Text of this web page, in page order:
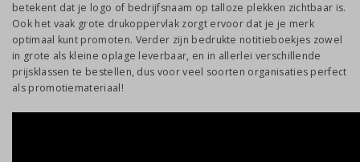
betekent dat je logo of bedrijfsnaam op talloze plekken zichtbaar is.
Ook het vaak grote drukoppervlak zorgt ervoor dat je je merk
optimaal kunt promoten. Verder zijn bedrukte notitieboekjes zowel
in grote als kleine oplage leverbaar, en in allerlei verschillende
prijsklassen te bestellen, dus voor veel soorten organisaties perfect
als promotiemateriaal!